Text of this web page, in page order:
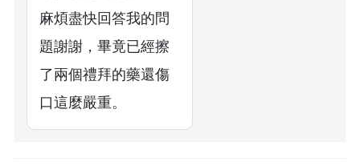
麻煩盡快回答我的問
題謝謝，畢竟已經擦
了兩個禮拜的藥還傷
口這麼嚴重。